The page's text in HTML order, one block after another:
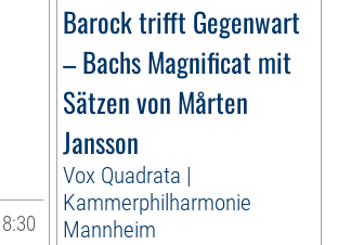
Barock trifft Gegenwart
– Bachs Magnificat mit
Sätzen von Mårten
Jansson
Vox Quadrata |
Kammerphilharmonie
Mannheim